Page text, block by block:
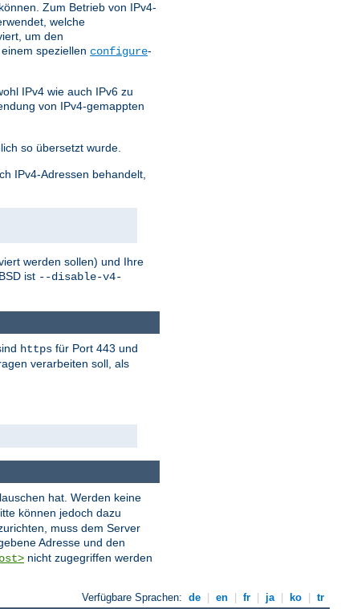
Zum Betrieb von IPv4-
welche
um den
speziellen configure-
IPv4 wie auch IPv6 zu
von IPv4-gemappten
so übersetzt wurde.
IPv4-Adressen behandelt,
werden sollen) und Ihre
ist --disable-v4-
https für Port 443 und
verarbeiten soll, als
hat. Werden keine
können jedoch dazu
muss dem Server
Adresse und den
nicht zugegriffen werden
Verfügbare Sprachen: de en fr ja ko tr